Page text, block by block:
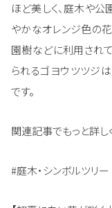
ほど美しく、庭木や
やかなオレンジ色の
園樹などに利用されて
られるゴヨウツツジ
です。
関連記事でもっと詳し
#庭木・シンボルツリー